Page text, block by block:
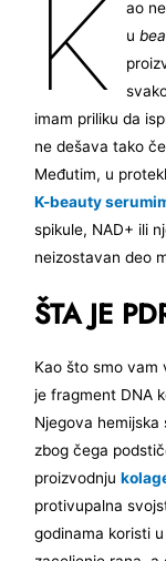
K
ao
u
imam priliku da
ne dešava tako
Međutim, u
K-beauty
spikule, NAD+ ili
neizostavan deo
ŠTA JE
Kao što smo
je fragment DNA
Njegova
zbog čega
proizvodnju
protivupalna
godinama koristi